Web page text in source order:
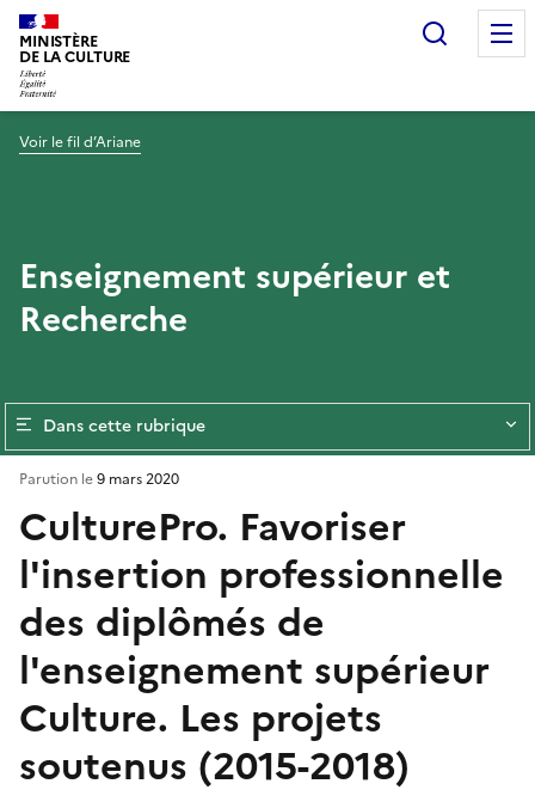
MINISTÈRE
DE LA CULTURE
Voir le fil d’Ariane
Enseignement supérieur et
Recherche
Dans cette rubrique
CulturePro. Favoriser
l'insertion professionnelle
des diplômés de
l'enseignement supérieur
Culture. Les projets
soutenus (2015-2018)
Parution le9 mars 2020